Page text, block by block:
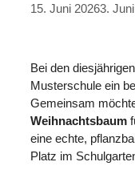
15. Juni 20263.
Bei den
Musterschule ein
Gemeinsam
Weihnachtsbaum
eine echte,
Platz im